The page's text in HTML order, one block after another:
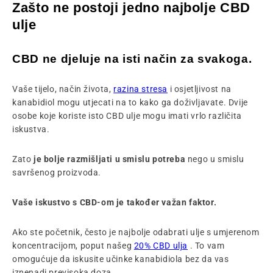
Zašto ne postoji jedno najbolje CBD
ulje
CBD ne djeluje na isti način za svakoga.
Vaše tijelo, način života, razina stresa i osjetljivost na
kanabidiol mogu utjecati na to kako ga doživljavate. Dvije
osobe koje koriste isto CBD ulje mogu imati vrlo različita
iskustva.
Zato je bolje razmišljati u smislu potreba nego u smislu
savršenog proizvoda.
Vaše iskustvo s CBD-om je također važan faktor.
Ako ste početnik, često je najbolje odabrati ulje s umjerenom
koncentracijom, poput našeg 20% ​​CBD ulja . To vam
omogućuje da iskusite učinke kanabidiola bez da vas